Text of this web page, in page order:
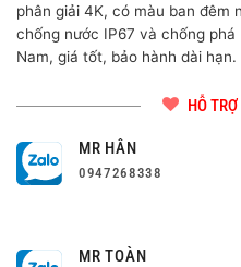
phân giải 4K, có màu ban đêm
chống nước IP67 và chống phá
Nam, giá tốt, bảo hành dài hạn.
HỖ
MR HÂN
0947268338
MR TOÀN